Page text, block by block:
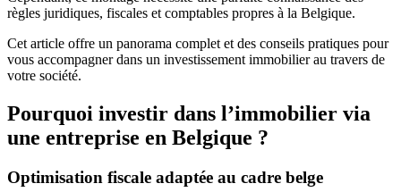
règles juridiques, fiscales et comptables propres à la Belgique.
Cet article offre un panorama complet et des conseils pratiques pour
vous accompagner dans un investissement immobilier au travers de
votre société.
Pourquoi investir dans l’immobilier via
une entreprise en Belgique ?
Optimisation fiscale adaptée au cadre belge